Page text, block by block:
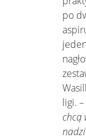
po
ligi.
chcą